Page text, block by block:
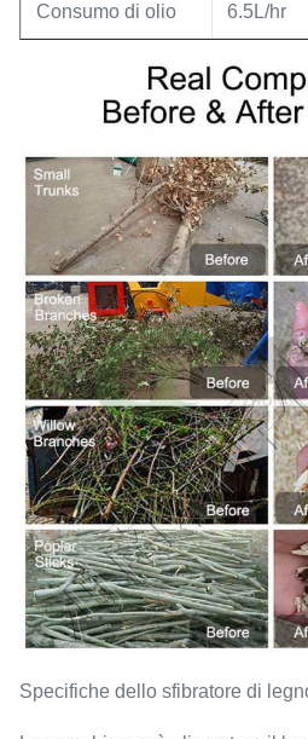
Consumo di olio 6.5L/hr
Specifiche dello sfibratore di